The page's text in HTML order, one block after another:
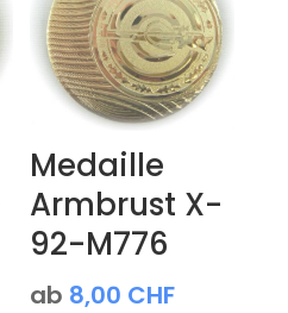
Medaille
Armbrust X-
92-M776
ab 8,00 CHF